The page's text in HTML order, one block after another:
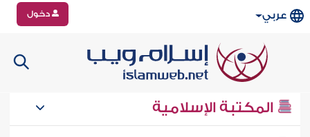
عربي دخول
المكتبة الإسلامية